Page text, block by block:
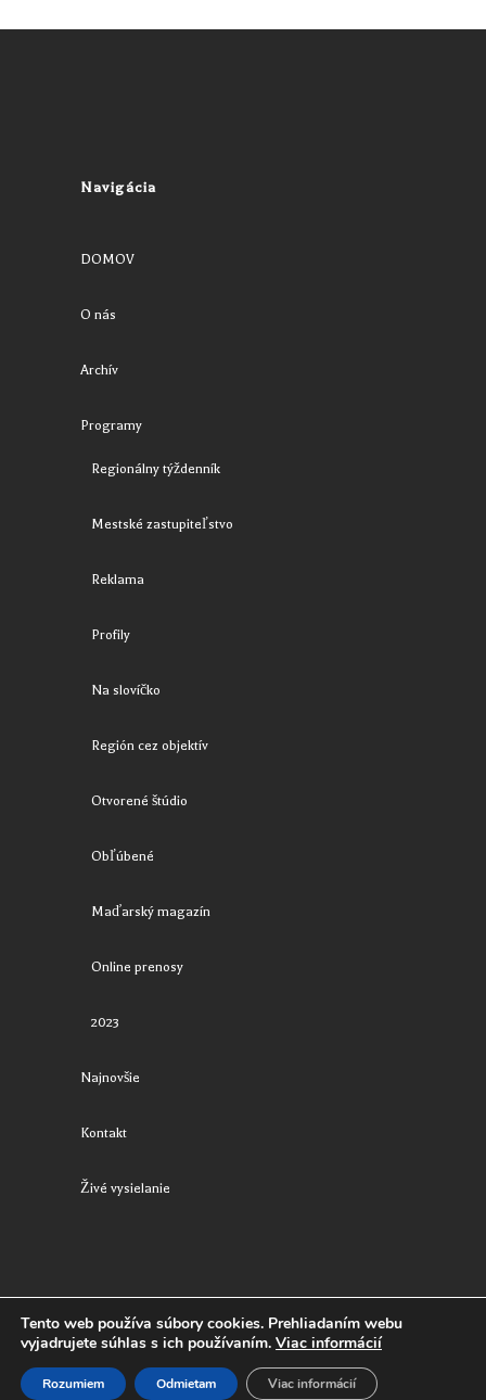
Navigácia
DOMOV
O nás
Archív
Programy
Regionálny týždenník
Mestské zastupiteľstvo
Reklama
Profily
Na slovíčko
Región cez objektív
Otvorené štúdio
Obľúbené
Maďarský magazín
Online prenosy
2023
Najnovšie
Kontakt
Živé vysielanie
Tv LocAll Regionálna televízia © 2023. Privacy Policy
Tento web používa súbory cookies. Prehliadaním webu
vyjadrujete súhlas s ich používaním. Viac informácií
Rozumiem Odmietam Viac informácií